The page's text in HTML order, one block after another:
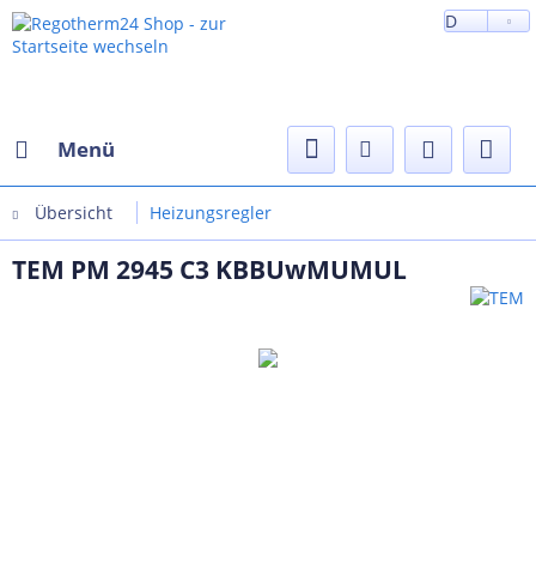
D
Menü
Übersicht Heizungsregler
TEM PM 2945 C3 KBBUwMUMUL